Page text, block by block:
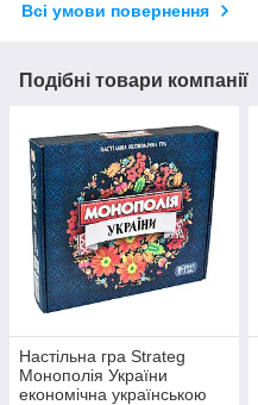
Всі умови повернення
Подібні товари компанії
Настільна гра Strateg
Монополія України
економічна українською